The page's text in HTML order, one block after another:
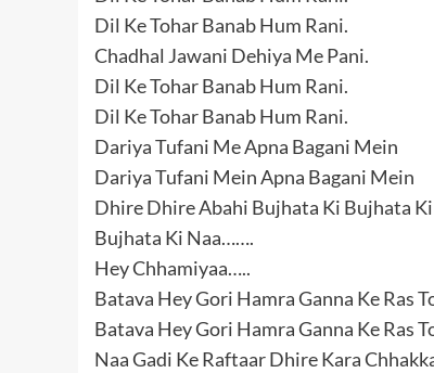
Dil Ke Tohar Banab Hum Rani.
Chadhal Jawani Dehiya Me Pani.
Dil Ke Tohar Banab Hum Rani.
Dil Ke Tohar Banab Hum Rani.
Dariya Tufani Me Apna Bagani Mein
Dariya Tufani Mein Apna Bagani Mein
Dhire Dhire Abahi Bujhata Ki Bujhata
Bujhata Ki Naa…….
Hey Chhamiyaa…..
Batava Hey Gori Hamra Ganna Ke Ras
Batava Hey Gori Hamra Ganna Ke Ras
Naa Gadi Ke Raftaar Dhire Kara